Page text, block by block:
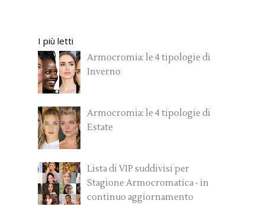
I più letti
Armocromia: le 4 tipologie di
Inverno
Armocromia: le 4 tipologie di
Estate
Lista di VIP suddivisi per
Stagione Armocromatica - in
continuo aggiornamento